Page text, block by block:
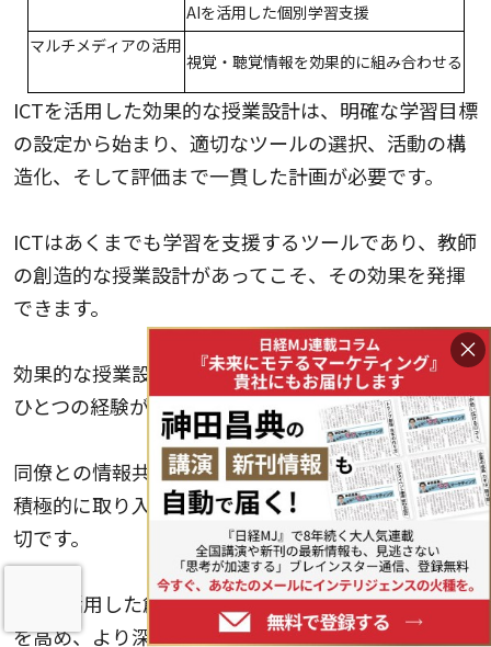
AIを活用した個別学習支援
マルチメディアの活用
視覚・聴覚情報を効果的に組み合わせる
ICTを活用した効果的な授業設計は、明確な学習目標
の設定から始まり、適切なツールの選択、活動の構
造化、そして評価まで一貫した計画が必要です。
ICTはあくまでも学習を支援するツールであり、教師
の創造的な授業設計があってこそ、その効果を発揮
できます。
効果的な授業設計には試行錯誤が必要ですが、一つ
ひとつの経験が貴重な学びとなります。
同僚との情報共有や、生徒からのフィードバックを
積極的に取り入れ、常に改善を重ねていくことが大
切です。
ICTを活用した創造的な授業設計は、生徒の学習意欲
を高め、より深い理解を促すだけではなく、教育者
×